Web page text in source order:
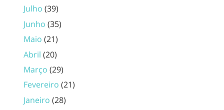
Julho (39)
Junho (35)
Maio (21)
Abril (20)
Março (29)
Fevereiro (21)
Janeiro (28)